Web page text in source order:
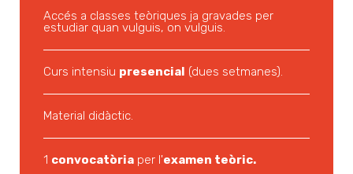
Accés a classes teòriques ja gravades per
estudiar quan vulguis, on vulguis.
Curs intensiu presencial (dues setmanes).
Material didàctic.
1 convocatòria per l'examen teòric.